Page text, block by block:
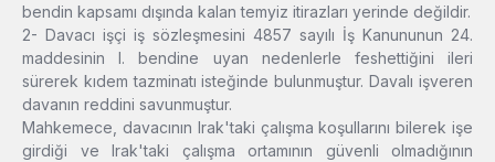
bendin kapsamı dışında kalan temyiz itirazları yerinde değildir.
2- Davacı işçi iş sözleşmesini 4857 sayılı İş Kanununun 24.
maddesinin I. bendine uyan nedenlerle feshettiğini ileri
sürerek kıdem tazminatı isteğinde bulunmuştur. Davalı işveren
davanın reddini savunmuştur.
Mahkemece, davacının Irak'taki çalışma koşullarını bilerek işe
girdiği ve Irak'taki çalışma ortamının güvenli olmadığının